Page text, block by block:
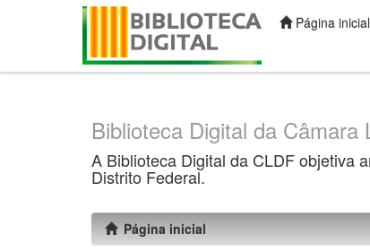
Página inicial
Biblioteca Digital da
A Biblioteca Digital da CLDF objetiva
Distrito Federal.
Página inicial